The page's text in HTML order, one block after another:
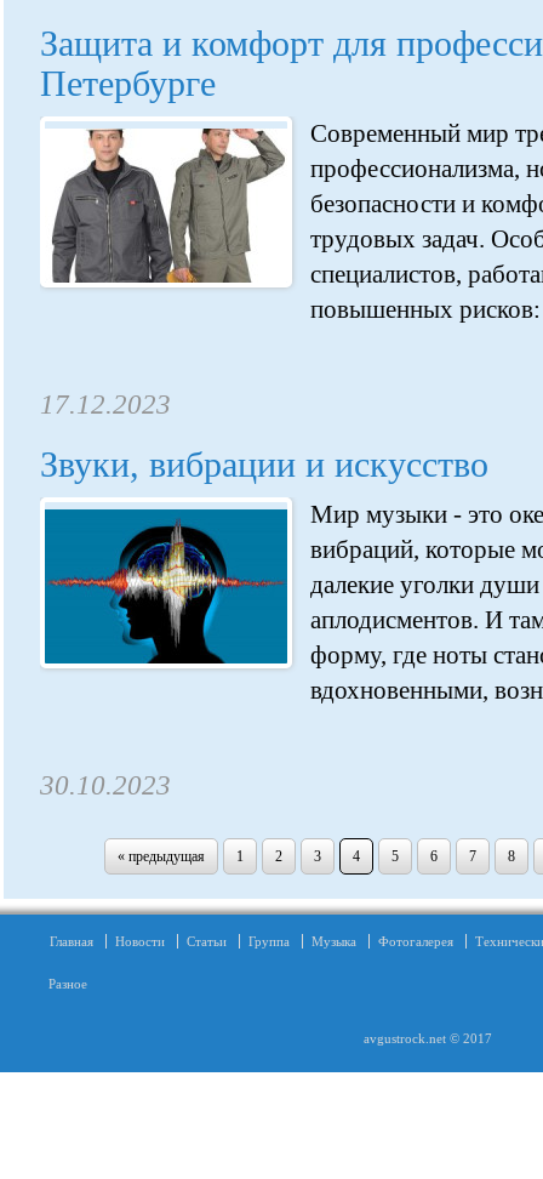
Защита и комфорт для
Петербурге
Современный мир
профессионализма,
безопасности и
трудовых задач.
специалистов,
повышенных рисков:
17.12.2023
Звуки, вибрации и искусство
Мир музыки - это
вибраций, которые
далекие уголки
аплодисментов. И
форму, где ноты
вдохновенными,
30.10.2023
« предыдущая 1 2 3 4 5 6 7 8
Главная Новости Статьи Группа Музыка Фотогалерея
Разное
avgustrock.net © 2017